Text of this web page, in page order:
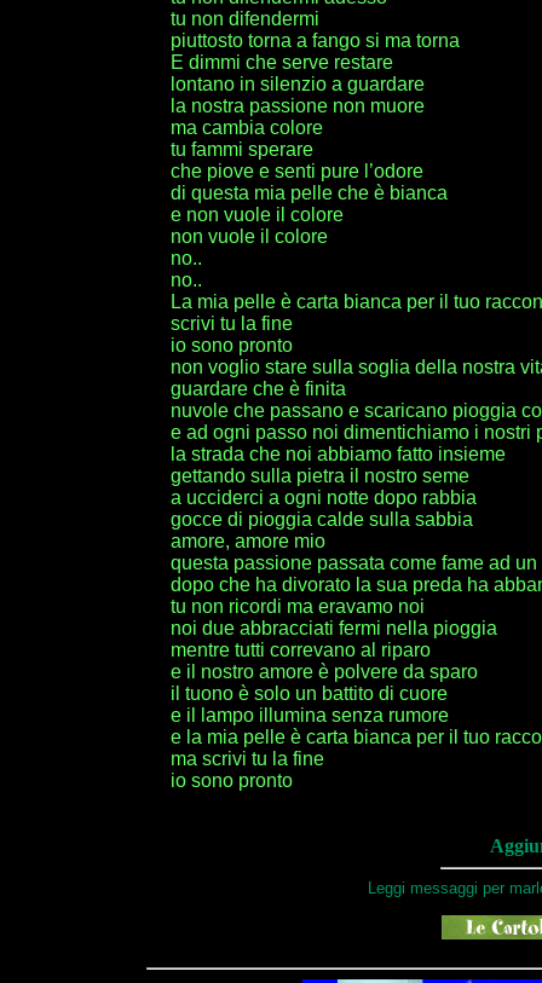
tu non difendermi
piuttosto torna a fango si ma torna
E dimmi che serve restare
lontano in silenzio a guardare
la nostra passione non muore
ma cambia colore
tu fammi sperare
che piove e senti pure l’odore
di questa mia pelle che è bianca
e non vuole il colore
non vuole il colore
no..
no..
La mia pelle è carta bianca per il tuo
scrivi tu la fine
io sono pronto
non voglio stare sulla soglia della nostra
guardare che è finita
nuvole che passano e scaricano pioggia
e ad ogni passo noi dimentichiamo i nostri
la strada che noi abbiamo fatto insieme
gettando sulla pietra il nostro seme
a ucciderci a ogni notte dopo rabbia
gocce di pioggia calde sulla sabbia
amore, amore mio
questa passione passata come fame ad un
dopo che ha divorato la sua preda ha
tu non ricordi ma eravamo noi
noi due abbracciati fermi nella pioggia
mentre tutti correvano al riparo
e il nostro amore è polvere da sparo
il tuono è solo un battito di cuore
e il lampo illumina senza rumore
e la mia pelle è carta bianca per il tuo
ma scrivi tu la fine
io sono pronto
Leggi messaggi per